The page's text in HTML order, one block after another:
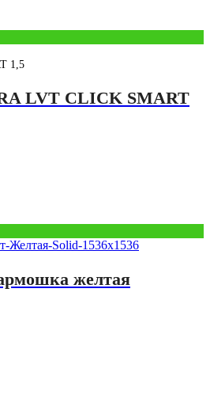
1,5
LVT CLICK SMART
желтая